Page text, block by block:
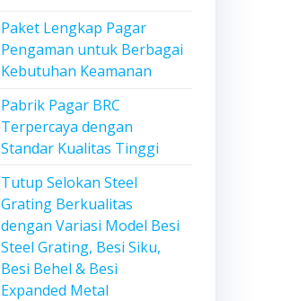
Paket Lengkap Pagar
Pengaman untuk Berbagai
Kebutuhan Keamanan
Pabrik Pagar BRC
Terpercaya dengan
Standar Kualitas Tinggi
Tutup Selokan Steel
Grating Berkualitas
dengan Variasi Model Besi
Steel Grating, Besi Siku,
Besi Behel & Besi
Expanded Metal